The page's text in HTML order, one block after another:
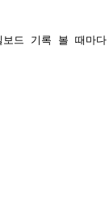
드 기록 볼 때마